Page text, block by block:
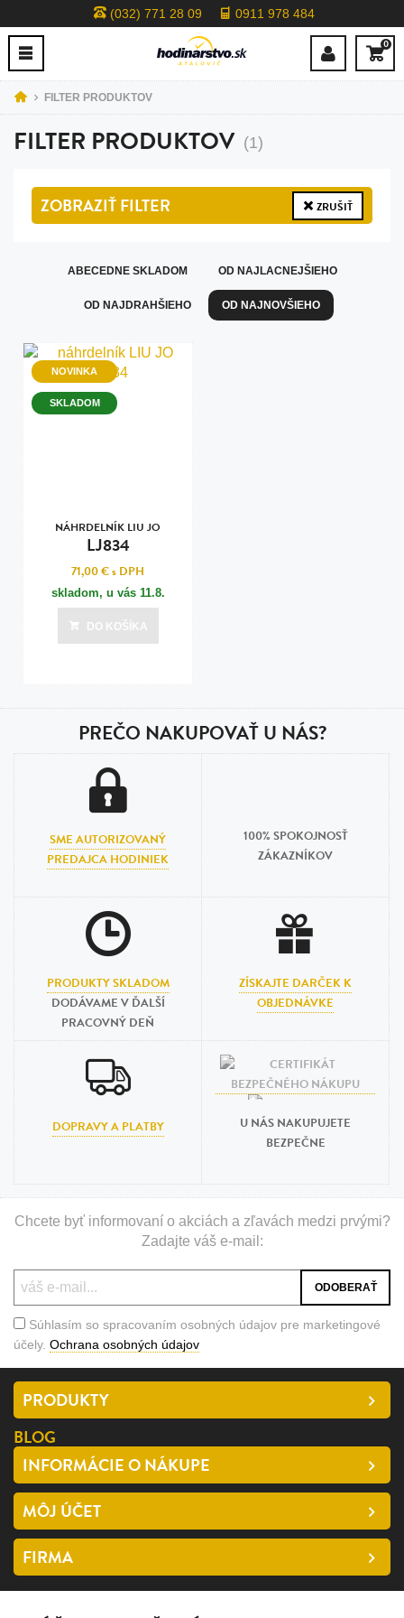
(032) 771 28 09 0911 978 484
0
FILTER PRODUKTOV
FILTER PRODUKTOV (1)
ZOBRAZIŤFILTER ZRUŠIŤ
ABECEDNE SKLADOM OD NAJLACNEJŠIEHO
OD NAJDRAHŠIEHO OD NAJNOVŠIEHO
NOVINKA
SKLADOM
NÁHRDELNÍK LIU JO
LJ834
71,00 €s DPH
skladom, u vás 11.8.
DO KOŠÍKA
PREČO NAKUPOVAŤ U NÁS?
SME AUTORIZOVANÝ
PREDAJCA HODINIEK
100% SPOKOJNOSŤ
ZÁKAZNÍKOV
PRODUKTY SKLADOM
DODÁVAME V ĎALŠÍ
PRACOVNÝ DEŇ
ZÍSKAJTE DARČEK K
OBJEDNÁVKE
DOPRAVY A PLATBY
U NÁS NAKUPUJETE
BEZPEČNE
Chcete byť informovaní o akciách a zľavách medzi prvými?
Zadajte váš e-mail:
Súhlasím so spracovaním osobných údajov pre marketingové
účely. Ochrana osobných údajov
PRODUKTY
BLOG
INFORMÁCIE O NÁKUPE
MÔJ ÚČET
FIRMA